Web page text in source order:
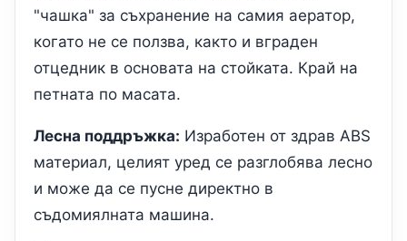
"чашка" за съхранение на самия аератор,
когато не се ползва, както и вграден
отцедник в основата на стойката. Край на
петната по масата.
Лесна поддръжка: Изработен от здрав ABS
материал, целият уред се разглобява лесно
и може да се пусне директно в
съдомиялната машина.